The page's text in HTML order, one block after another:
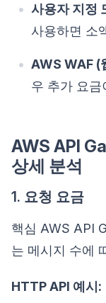
사용자 지정
사용하면 소
AWS WAF (
우 추가 요금
AWS API
상세 분석
1. 요청 요금
핵심 AWS API
는 메시지 수에
HTTP API 예시: